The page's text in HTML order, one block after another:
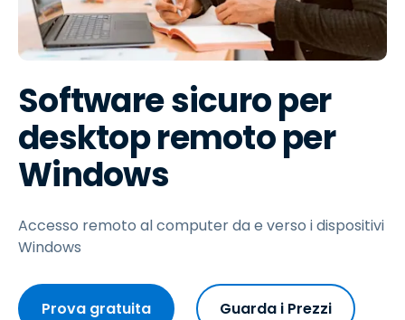
Software sicuro per
desktop remoto per
Windows
Accesso remoto al computer da e verso i dispositivi
Windows
Prova gratuita Guarda i Prezzi